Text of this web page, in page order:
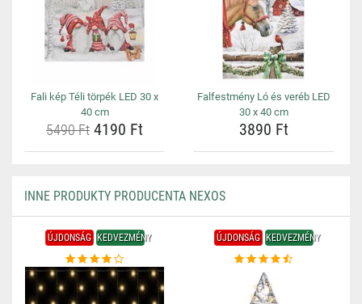
Fali kép Téli törpék LED 30 x
40 cm
5490 Ft 4190 Ft
Falfestmény Ló és veréb LED
30 x 40 cm
3890 Ft
INNE PRODUKTY PRODUCENTA NEXOS
ÚJDONSÁG KEDVEZMÉNY ÚJDONSÁG KEDVEZMÉNY